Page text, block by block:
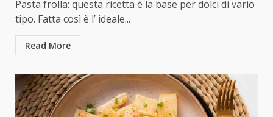
Pasta frolla: questa ricetta è la base per dolci di vario
tipo. Fatta così è l’ ideale...
Read More